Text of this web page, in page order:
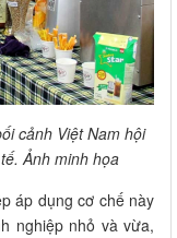
cảnh Việt Nam hội
Ảnh minh họa
áp dụng cơ chế này
nghiệp nhỏ và vừa,